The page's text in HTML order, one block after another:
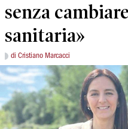
senza
sanitaria»
di Cristiano Marcacci